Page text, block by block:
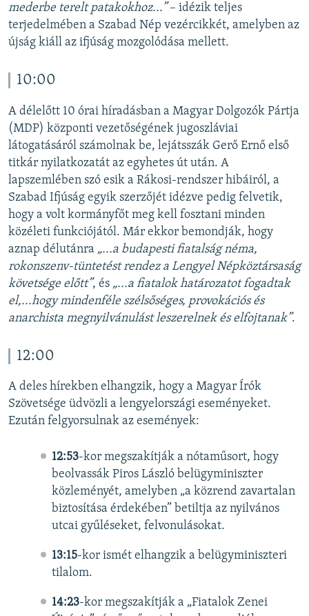
mederbe terelt patakokhoz...”– idézik teljes
terjedelmében a Szabad Nép vezércikkét, amelyben az
újság kiáll az ifjúság mozgolódása mellett.
10:00
A délelőtt 10 órai híradásban a Magyar Dolgozók Pártja
(MDP) központi vezetőségének jugoszláviai
látogatásáról számolnak be, lejátsszák Gerő Ernő első
titkár nyilatkozatát az egyhetes út után. A
lapszemlében szó esik a Rákosi-rendszer hibáiról, a
Szabad Ifjúság egyik szerzőjét idézve pedig felvetik,
hogy a volt kormányfőt meg kell fosztani minden
közéleti funkciójától. Már ekkor bemondják, hogy
aznap délutánra „...a budapesti fiatalság néma,
rokonszenv-tüntetést rendez a Lengyel Népköztársaság
követsége előtt”, és „...a fiatalok határozatot fogadtak
el,...hogy mindenféle szélsőséges, provokációs és
anarchista megnyilvánulást leszerelnek és elfojtanak”.
12:00
A deles hírekben elhangzik, hogy a Magyar Írók
Szövetsége üdvözli a lengyelországi eseményeket.
Ezután felgyorsulnak az események:
12:53-kor megszakítják a nótaműsort, hogy
beolvassák Piros László belügyminiszter
közleményét, amelyben „a közrend zavartalan
biztosítása érdekében” betiltja az nyilvános
utcai gyűléseket, felvonulásokat.
13:15-kor ismét elhangzik a belügyminiszteri
tilalom.
14:23-kor megszakítják a „Fiatalok Zenei